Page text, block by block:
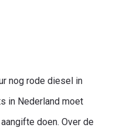
nog rode diesel in
in Nederland moet
doen. Over de